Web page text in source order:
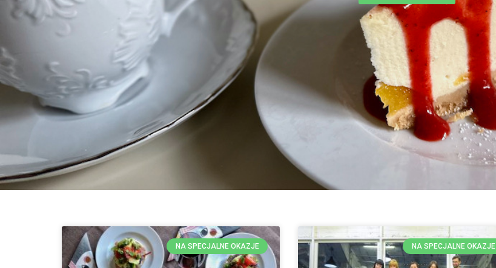
NA SPECJALNE OKAZJE NA SPECJALNE OKAZJE